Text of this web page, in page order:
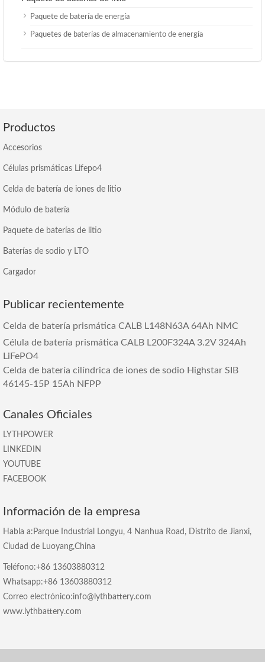
Paquete de batería de energía
Paquetes de baterías de almacenamiento de energía
Productos
Accesorios
Células prismáticas Lifepo4
Celda de batería de iones de litio
Módulo de batería
Paquete de baterías de litio
Baterías de sodio y LTO
Cargador
Publicar recientemente
Celda de batería prismática CALB L148N63A 64Ah NMC
Célula de batería prismática CALB L200F324A 3.2V 324Ah
LiFePO4
Celda de batería cilíndrica de iones de sodio Highstar SIB
46145-15P 15Ah NFPP
Canales Oficiales
LYTHPOWER
LINKEDIN
YOUTUBE
FACEBOOK
Información de la empresa
Habla a:Parque Industrial Longyu, 4 Nanhua Road, Distrito de Jianxi,
Ciudad de Luoyang,China
Teléfono:+86 13603880312
Whatsapp:+86 13603880312
Correo electrónico:info@lythbattery.com
www.lythbattery.com